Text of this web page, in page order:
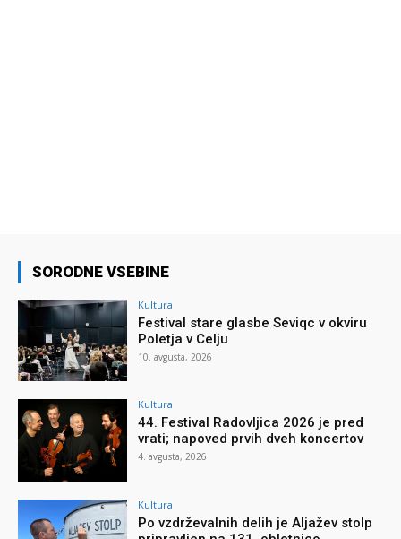
SORODNE VSEBINE
Kultura
Festival stare glasbe Seviqc v okviru
Poletja v Celju
10. avgusta, 2026
Kultura
44. Festival Radovljica 2026 je pred
vrati; napoved prvih dveh koncertov
4. avgusta, 2026
Kultura
Po vzdrževalnih delih je Aljažev stolp